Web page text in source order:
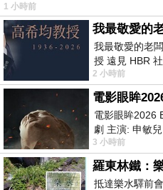
1 小時前
我最敬愛的老
授 遠見 HBR
老闆、遠見．
2 小時前
電影眼眸
電影眼眸2026
劇 主演: 申敏
眸2026描述攝
3 小時前
羅東林鐵：
抵達樂水驛前